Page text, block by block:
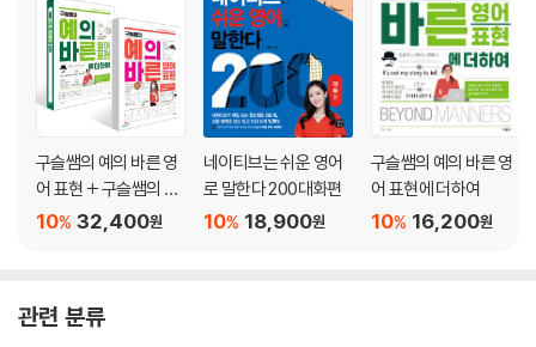
our mood ???
UNIT 16 웃긴다고 말할 때는 〉 It was fun ???
UNIT 17 농담으로 바보처럼 굴지 말라고 말할 때는 〉 Don’t be stupid
???
UNIT 18 옷 같은 게 잘 어울린다고 칭찬할 때는 〉 That shirt fits you
???
UNIT 19 피부가 예쁘게 탔다고 말해 줄 때는 〉 You look burned ???
UNIT 20 어떤 사람을 통통하다고 언급할 때는 〉 He’s fat ??? ..
t ???
UNIT 23 상대방의 반려견이 귀여워서 말을 걸고 싶을 때는 〉 It’s cute
구슬쌤의 예의 바른 영
어 표현 + 구슬쌤의 예
의 바른 영어 표현에 더
32,400원
10%
네이티브는 쉬운 영어
로 말한다 200대화편
18,900원
10%
구슬쌤의 예의 바른 영
어 표현에 더하여
16,200원
10%
관련 분류